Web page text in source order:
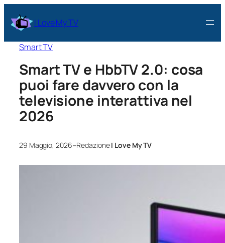
I Love My TV
Smart TV
Smart TV e HbbTV 2.0: cosa
puoi fare davvero con la
televisione interattiva nel
2026
29 Maggio, 2026–RedazioneI Love My TV